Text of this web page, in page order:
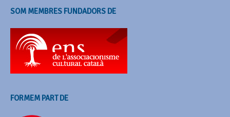
SOM MEMBRES FUNDADORS DE
FORMEM PART DE